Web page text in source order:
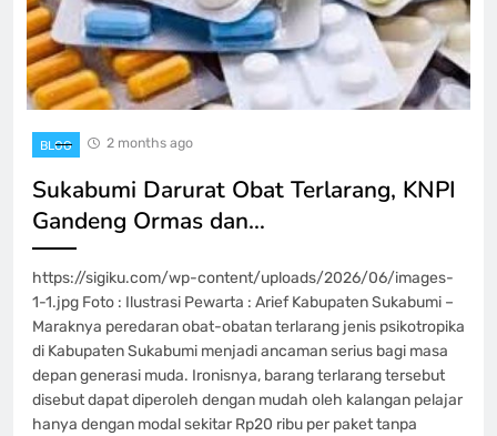
BLOG 2 months ago
Sukabumi Darurat Obat Terlarang, KNPI
Gandeng Ormas dan…
https://sigiku.com/wp-content/uploads/2026/06/images-
1-1.jpg Foto : Ilustrasi Pewarta : Arief Kabupaten Sukabumi –
Maraknya peredaran obat-obatan terlarang jenis psikotropika
di Kabupaten Sukabumi menjadi ancaman serius bagi masa
depan generasi muda. Ironisnya, barang terlarang tersebut
disebut dapat diperoleh dengan mudah oleh kalangan pelajar
hanya dengan modal sekitar Rp20 ribu per paket tanpa